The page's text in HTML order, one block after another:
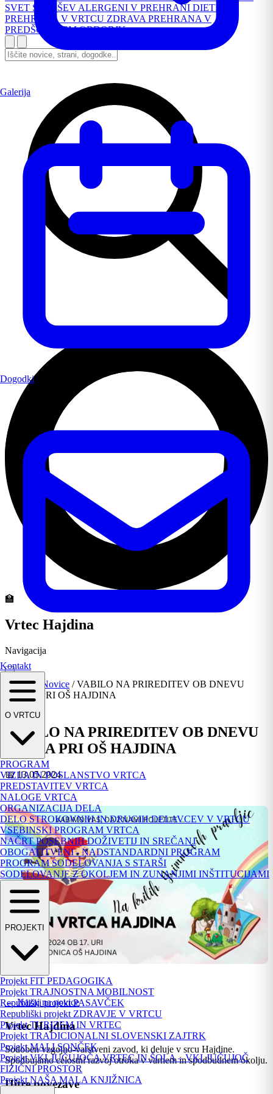
SVET STARŠEV ALERGENI V PREHRANI DIETNA
PREHRANA V VRTCU ZDRAVA PREHRANA V
PREDŠOLSKEM OBDOBJU
🏫
Vrtec Hajdina
Navigacija
Galerija
Dogodki
Kontakt
O VRTCU
PROGRAM
VIZIJA IN POSLANSTVO VRTCA
PREDSTAVITEV VRTCA
NALOGE VRTCA
ORGANIZACIJA DELA
DELO STROKOVNIH IN DRUGIH DELAVCEV V VRTCU
VSEBINSKI PROGRAM VRTCA
NAČRT POSEBNIH DOŽIVETIJ IN SREČANJ
OBOGATITVENI - NADSTANDARDNI PROGRAM
PROGRAM SODELOVANJA S STARŠI
SODELOVANJE Z OKOLJEM IN ZUNANJIMI INŠTITUCIJAMI
PROJEKTI
Projekt FIT PEDAGOGIKA
Projekt TRAJNOSTNA MOBILNOST
Republiški projekt PASAVČEK
Republiški projekt ZDRAVJE V VRTCU
Projekt TURIZEM IN VRTEC
Projekt TRADICIONALNI SLOVENSKI ZAJTRK
Projekt MALI SONČEK
Projekt VKLJUČUJOČA VRTEC IN ŠOLA – VKLJUČUJOČ
FIZIČNI PROSTOR
Projekt NAŠA MALA KNJIŽNICA
Domov/ Novice /VABILO NA PRIREDITEV OB DNEVU
VRTCA PRI OŠ HAJDINA
VABILO NA PRIREDITEV OB DNEVU
VRTCA PRI OŠ HAJDINA
📅 13.05.2024
← Nazaj na novice
Vrtec Hajdina
Sodoben vzgojno-varstveni zavod, ki deluje v srcu Hajdine.
Spodbujamo celostni razvoj otroka v varnem in spodbudnem okolju.
Hitre povezave